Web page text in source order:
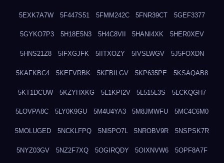
5EXK7A7W 5F447S51 5FMM242C 5FNR39CT 5GEF3377
5GYKO7P3 5H18E5N3 5H4C8VII 5HANI4XK 5HER0XEV
5HNS21Z8 5IFXGJFK 5IITXOZY 5IVSLWGV 5J5FOXDN
5KAFKBC4 5KEFVRBK 5KFBILGV 5KP635PE 5KSAQAB8
5KT1DCUW 5KZYHXKG 5L1KPI2V 5L515L3S 5LCKQGH7
5LOVPA8C 5LY0K9GU 5M4U4YA3 5M8JMWFU 5MC4C6M0
5MOLUGED 5NCKLFPQ 5NI5PO7L 5NROBV9R 5NSPSK7R
5NYZ03GV 5NZ2F7XQ 5OGIRQDY 5OIXNVW6 5OPF8A7F